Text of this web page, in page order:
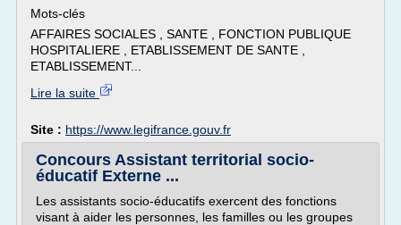
Mots-clés
AFFAIRES SOCIALES , SANTE , FONCTION PUBLIQUE
HOSPITALIERE , ETABLISSEMENT DE SANTE ,
ETABLISSEMENT...
Lire la suite
Site : https://www.legifrance.gouv.fr
Concours Assistant territorial socio-
éducatif Externe ...
Les assistants socio-éducatifs exercent des fonctions
visant à aider les personnes, les familles ou les groupes